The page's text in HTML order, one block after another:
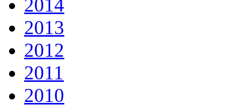
2014
2013
2012
2011
2010